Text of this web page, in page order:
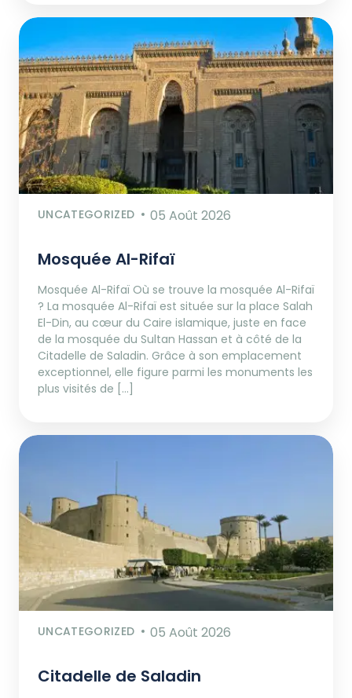
UNCATEGORIZED 05 Août 2026
Mosquée Al-Rifaï
Mosquée Al-Rifaï Où se trouve la mosquée Al-Rifaï
? La mosquée Al-Rifaï est située sur la place Salah
El-Din, au cœur du Caire islamique, juste en face
de la mosquée du Sultan Hassan et à côté de la
Citadelle de Saladin. Grâce à son emplacement
exceptionnel, elle figure parmi les monuments les
plus visités de […]
UNCATEGORIZED 05 Août 2026
Citadelle de Saladin